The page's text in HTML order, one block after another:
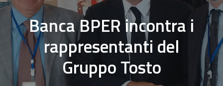
PRODOTTI
ATTIVITÀ
CONTATTI
LAVORA CON NOI
Banca BPER incontra i
rappresentanti del
Gruppo Tosto